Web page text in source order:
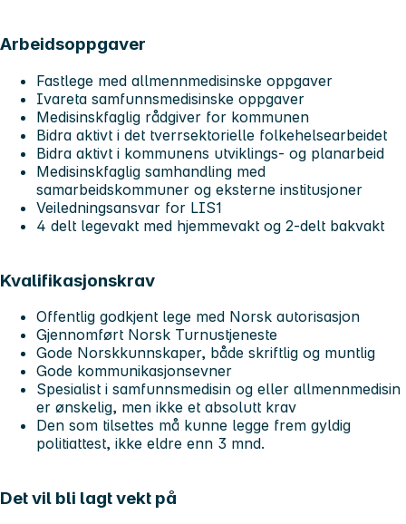
Arbeidsoppgaver
Fastlege med allmennmedisinske oppgaver
Ivareta samfunnsmedisinske oppgaver
Medisinskfaglig rådgiver for kommunen
Bidra aktivt i det tverrsektorielle folkehelsearbeidet
Bidra aktivt i kommunens utviklings- og planarbeid
Medisinskfaglig samhandling med
samarbeidskommuner og eksterne institusjoner
Veiledningsansvar for LIS1
4 delt legevakt med hjemmevakt og 2-delt bakvakt
Kvalifikasjonskrav
Offentlig godkjent lege med Norsk autorisasjon
Gjennomført Norsk Turnustjeneste
Gode Norskkunnskaper, både skriftlig og muntlig
Gode kommunikasjonsevner
Spesialist i samfunnsmedisin og eller allmennmedisin
er ønskelig, men ikke et absolutt krav
Den som tilsettes må kunne legge frem gyldig
politiattest, ikke eldre enn 3 mnd.
Det vil bli lagt vekt på